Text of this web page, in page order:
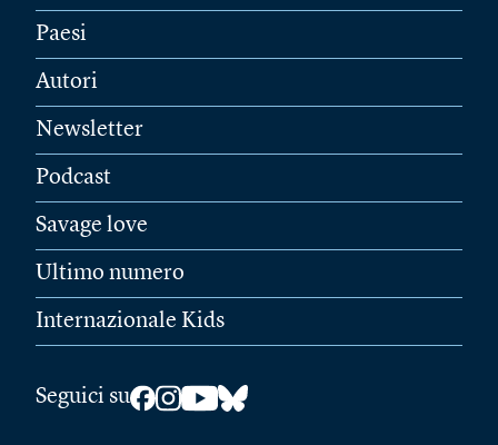
Paesi
Autori
Newsletter
Podcast
Savage love
Ultimo numero
Internazionale Kids
Seguici su